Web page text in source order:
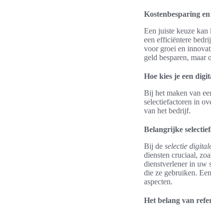
Kostenbesparing
Een juiste keuze
een efficiëntere
voor groei en
geld besparen,
Hoe kies je een
Bij het maken van
selectiefactoren in
van het bedrijf.
Belangrijke
Bij de selectie
diensten cruciaal,
dienstverlener in uw
die ze gebruiken.
aspecten.
Het belang van